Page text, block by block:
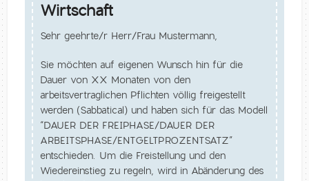
Wirtschaft
Sehr geehrte/r Herr/Frau Mustermann,
Sie möchten auf eigenen Wunsch hin für die
Dauer von XX Monaten von den
arbeitsvertraglichen Pflichten völlig freigestellt
werden (Sabbatical) und haben sich für das Modell
“DAUER DER FREIPHASE/DAUER DER
ARBEITSPHASE/ENTGELTPROZENTSATZ”
entschieden. Um die Freistellung und den
Wiedereinstieg zu regeln, wird in Abänderung des